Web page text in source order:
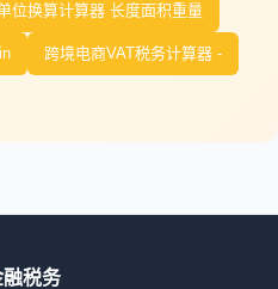
位换算计算器 长度面积重量
跨境电商VAT税务计算器 -
融税务